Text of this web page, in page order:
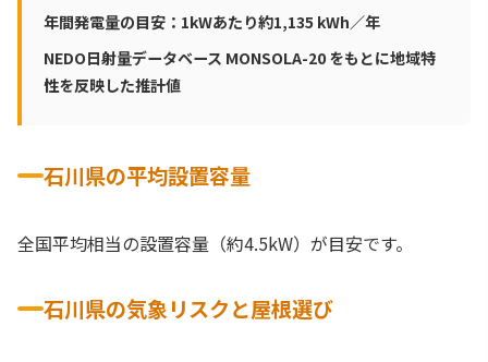
年間発電量の目安：1kWあたり約1,135 kWh／年
NEDO日射量データベース MONSOLA-20 をもとに地域特
性を反映した推計値
石川県の平均設置容量
全国平均相当の設置容量（約4.5kW）が目安です。
石川県の気象リスクと屋根選び